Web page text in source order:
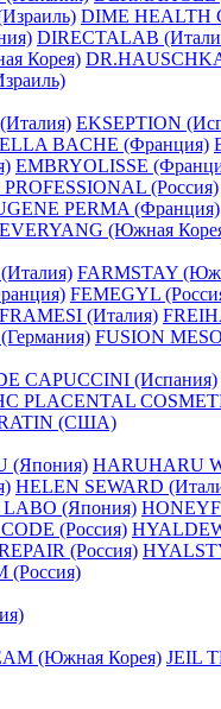
DIME HEALTH
DIRECTALAB
Корея)
EKSEPTION
ELLA BACHE (Франция)
EMBRYOLISSE
(Россия)
PERMA (Франция)
EVERYANG (Южная
FARMSTAY
FEMEGYL
FRAMESI (Италия)
FUSION
CAPUCCINI (Испания)
PLACENTAL
(США)
(Япония) HARUHARU
HELEN SEWARD
(Япония)
(Россия)
(Россия)
(Россия)
(Южная Корея) JEIL